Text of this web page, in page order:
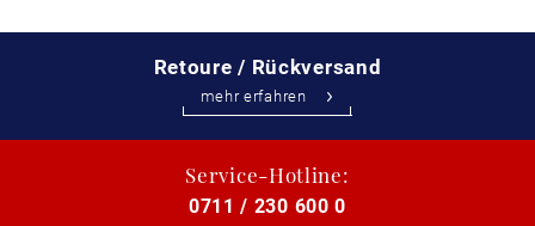
Retoure / Rückversand
mehr erfahren
Service-Hotline:
0711 / 230 600 0